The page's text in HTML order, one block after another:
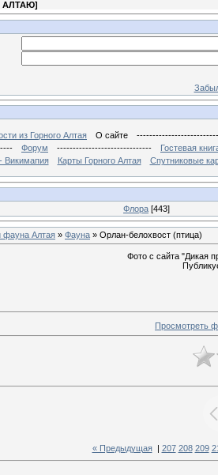
АЛТАЮ]
из Горного Алтая О сайте
Форум ------------------------------
Гостевая
Викимапия
Карты Горного Алтая Спутниковые
Флора [443]
фауна Алтая » Фауна » Орлан-белохвост (птица)
Фото с сайта "Дикая
Просмотреть
« Предыдущая| 207 208 209